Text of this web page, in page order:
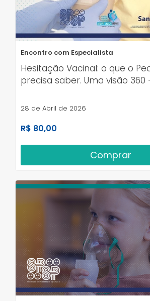
Encontro com Especialista
Hesitação Vacinal: o que o
precisa saber. Uma visão 360
28 de Abril de 2026
R$ 80,00
Comprar